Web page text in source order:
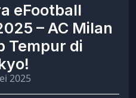
eFootball
– AC Milan
Tempur di
2025